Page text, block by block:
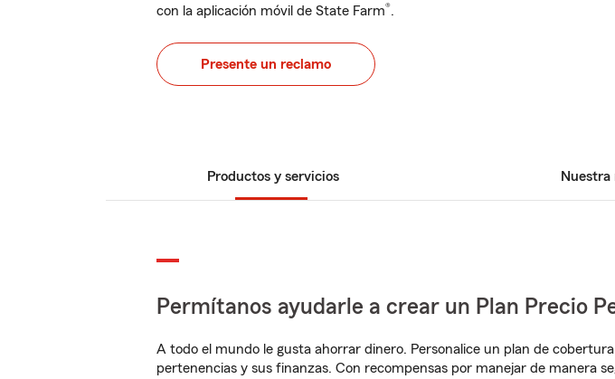
con la aplicación móvil de State Farm®.
Presente un reclamo
Productos y servicios Nuestra
Permítanos ayudarle a crear un Plan Precio
A todo el mundo le gusta ahorrar dinero. Personalice un plan de
pertenencias y sus finanzas. Con recompensas por manejar de manera